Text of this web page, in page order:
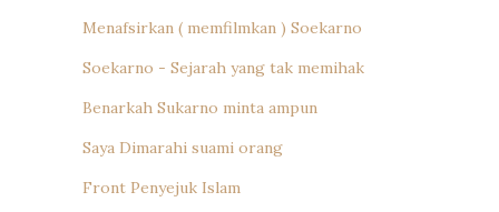
Menafsirkan ( memfilmkan ) Soekarno
Soekarno - Sejarah yang tak memihak
Benarkah Sukarno minta ampun
Saya Dimarahi suami orang
Front Penyejuk Islam